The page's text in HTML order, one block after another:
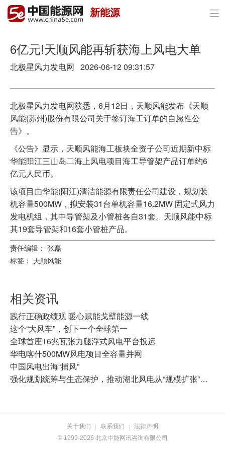
首页
政策与经济
油气
煤炭
电力
节能环保
新能源 
6亿元!天顺风能再斩获海上风电大单
北极星风力发电网 2026-06-12 09:31:57
北极星风力发电网获悉，6月12日，天顺风能发布《天顺
风能(苏州)股份有限公司关于签订海工订单的自愿性公
告》。
《公告》显示，天顺风能海工板块全资子公司近期新中标
华能阳江三山岛二海上风电项目海工导管架产品订单约6
亿元人民币。
该项目由华能(阳江)清洁能源有限责任公司建设，规划装
机容量500MW，拟安装31台单机容量16.2MW 固定式风力
发电机组，其中导管架及小管桩各自31套。天顺风能中标
其19套导管架和16套小管桩产品。
责任编辑： 张磊
标签： 天顺风能
相关资讯
践行正确政绩观 暖心赋能戈壁能源一线
这个“大风车”，创下一个全球第一
全球首座16兆瓦张力腿浮式风电平台投运
华电喀什500MW风电项目全容量并网
中国风电出海“捕风”
强化规划统筹与生态保护，推动湖北风电从“规模扩张”向“质量效益”转型
关于我们 | 联系我们 |
法律声明
© 1999-2026 北京中能网讯咨询有限公司